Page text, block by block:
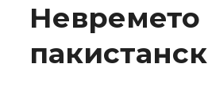
Невремето